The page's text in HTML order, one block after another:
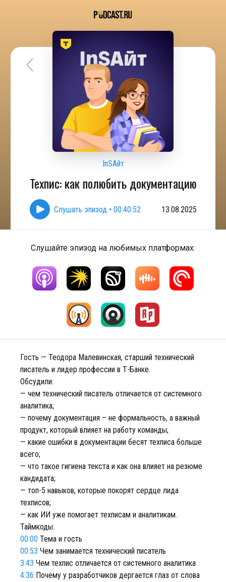
InSAйт
Техпис: как полюбить документацию
Слушать эпизод • 00:40:52 13.08.2025
Слушайте эпизод на любимых платформах:
Гость — Теодора Малевинская, старший технический
писатель и лидер профессии в Т-Банке.
Обсудили:
— чем технический писатель отличается от системного
аналитика;
— почему документация – не формальность, а важный
продукт, который влияет на работу команды;
— какие ошибки в документации бесят техписа больше
всего;
— что такое гигиена текста и как она влияет на резюме
кандидата;
— топ-5 навыков, которые покорят сердце лида
техписов;
— как ИИ уже помогает техписам и аналитикам.
Таймкоды:
00:00 Тема и гость
00:53 Чем занимается технический писатель
3:43 Чем техпис отличается от системного аналитика
4:36 Почему у разработчиков дергается глаз от слова